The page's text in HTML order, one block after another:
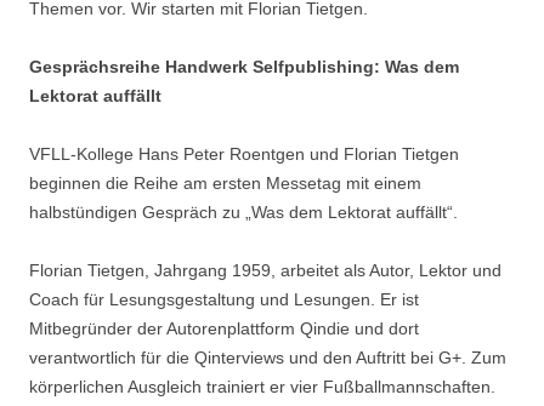
Themen vor. Wir starten mit Florian Tietgen.
Gesprächsreihe Handwerk Selfpublishing: Was dem
Lektorat auffällt
VFLL-Kollege Hans Peter Roentgen und Florian Tietgen
beginnen die Reihe am ersten Messetag mit einem
halbstündigen Gespräch zu „Was dem Lektorat auffällt“.
Florian Tietgen, Jahrgang 1959, arbeitet als Autor, Lektor und
Coach für Lesungsgestaltung und Lesungen. Er ist
Mitbegründer der Autorenplattform Qindie und dort
verantwortlich für die Qinterviews und den Auftritt bei G+. Zum
körperlichen Ausgleich trainiert er vier Fußballmannschaften.